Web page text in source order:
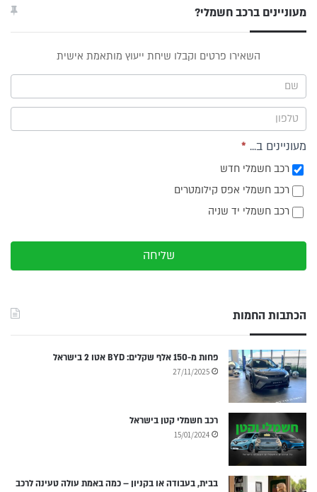
מעוניינים ברכב חשמלי?
תפריט
צד
השאירו פרטים וקבלו שיחת ייעוץ מותאמת אישית
מעוניינים ב... *
רכב חשמלי חדש
רכב חשמלי אפס קילומטרים
רכב חשמלי יד שניה
שליחה
הכתבות החמות
פחות מ-150 אלף שקלים: BYD אטו 2 בישראל
27/11/2025
רכב חשמלי קטן בישראל
15/01/2024
בבית, בעבודה או בקניון – כמה באמת עולה טעינה לרכב